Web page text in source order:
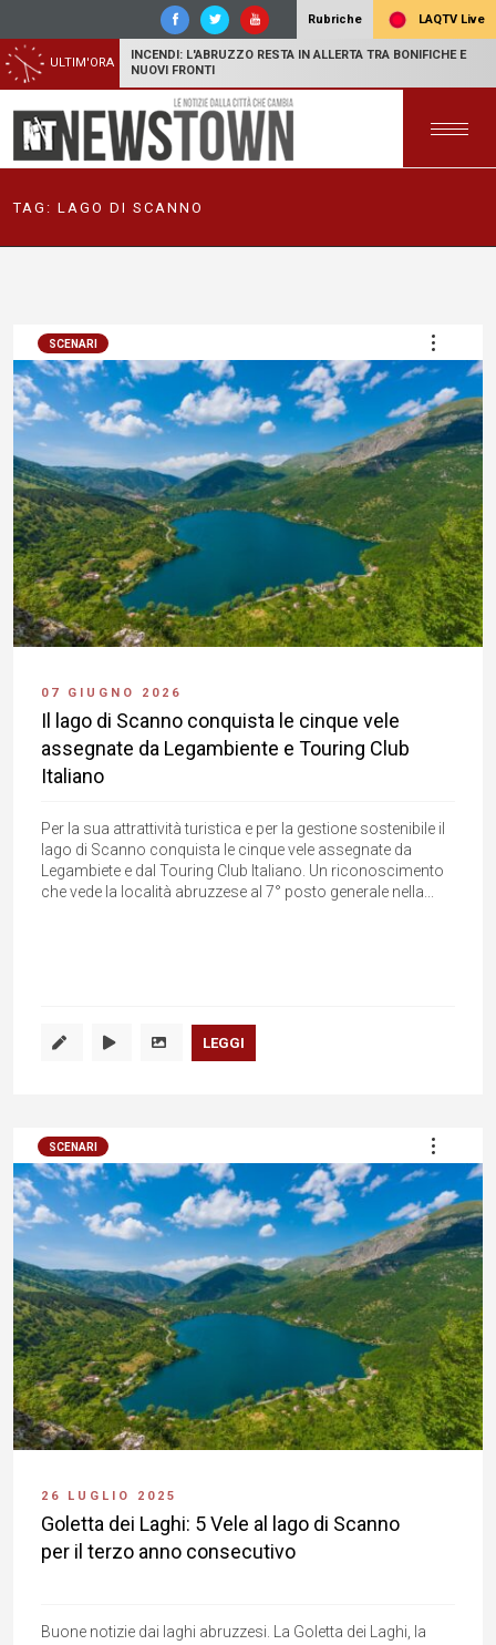
Rubriche LAQTV Live
ULTIM'ORA
INCENDI: L'ABRUZZO RESTA IN ALLERTA TRA BONIFICHE E
NUOVI FRONTI
TAG: LAGO DI SCANNO
SCENARI
07 GIUGNO 2026
Il lago di Scanno conquista le cinque vele
assegnate da Legambiente e Touring Club
Italiano
Per la sua attrattività turistica e per la gestione sostenibile il
lago di Scanno conquista le cinque vele assegnate da
Legambiete e dal Touring Club Italiano. Un riconoscimento
che vede la località abruzzese al 7° posto generale nella...
LEGGI
SCENARI
26 LUGLIO 2025
Goletta dei Laghi: 5 Vele al lago di Scanno
per il terzo anno consecutivo
Buone notizie dai laghi abruzzesi. La Goletta dei Laghi, la